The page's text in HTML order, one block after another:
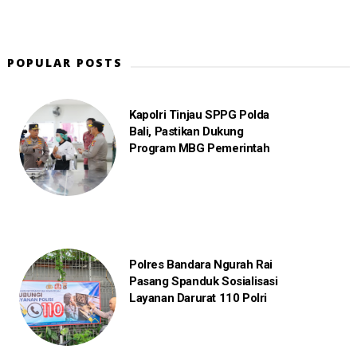
POPULAR POSTS
Kapolri Tinjau SPPG Polda
Bali, Pastikan Dukung
Program MBG Pemerintah
Polres Bandara Ngurah Rai
Pasang Spanduk Sosialisasi
Layanan Darurat 110 Polri